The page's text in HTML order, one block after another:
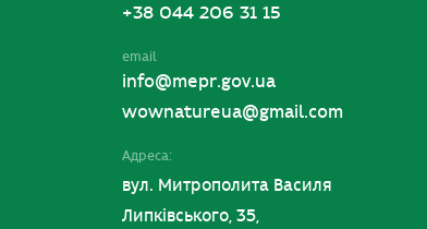
+38 044 206 31 15
email
info@mepr.gov.ua
wownatureua@gmail.com
Адреса:
вул. Митрополита Василя
Липківського, 35,